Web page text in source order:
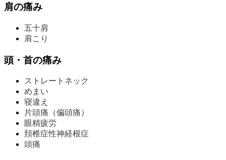
肩の痛み
五十肩
肩こり
頭・首の痛み
ストレートネック
めまい
寝違え
片頭痛（偏頭痛）
眼精疲労
頚椎症性神経根症
頭痛